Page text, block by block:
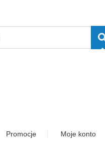
Promocje Moje konto